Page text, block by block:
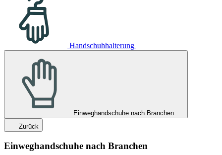
Handschuhhalterung
Einweghandschuhe nach Branchen
Zurück
Einweghandschuhe nach Branchen